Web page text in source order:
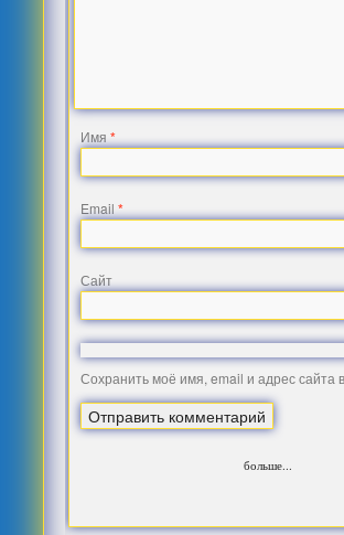
Имя*
Email*
Сайт
Сохранить моё имя, email и адрес сайта
больше...